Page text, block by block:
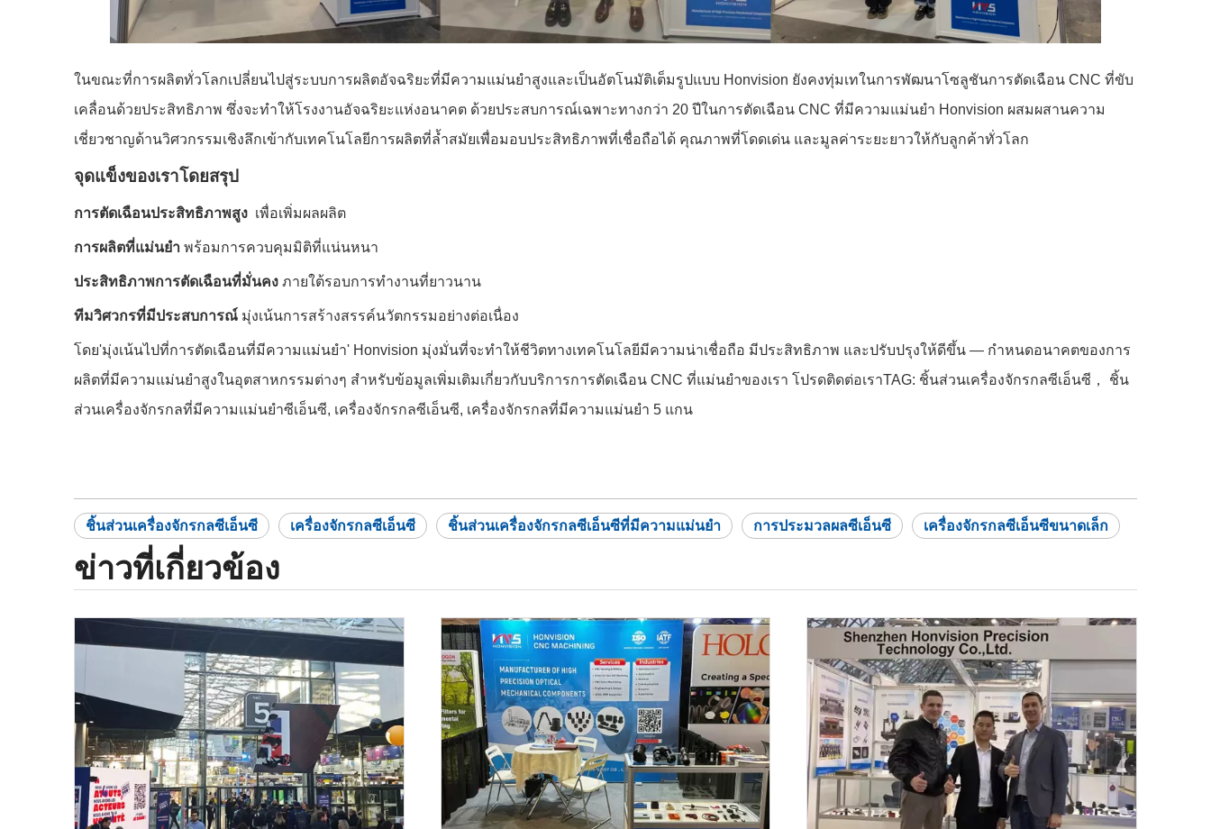
ในขณะที่การผลิตทั่วโลกเปลี่ยนไปสู่ระบบการผลิตอัจฉริยะที่มีความแม่นยำสูงและเป็นอัตโนมัติเต็มรูปแบบ Honvision ยังคงทุ่มเทในการพัฒนาโซลูชันการตัดเฉือน CNC ที่ขับ
เคลื่อนด้วยประสิทธิภาพ ซึ่งจะทำให้โรงงานอัจฉริยะแห่งอนาคต ด้วยประสบการณ์เฉพาะทางกว่า 20 ปีในการตัดเฉือน CNC ที่มีความแม่นยำ Honvision ผสมผสานความ
เชี่ยวชาญด้านวิศวกรรมเชิงลึกเข้ากับเทคโนโลยีการผลิตที่ล้ำสมัยเพื่อมอบประสิทธิภาพที่เชื่อถือได้ คุณภาพที่โดดเด่น และมูลค่าระยะยาวให้กับลูกค้าทั่วโลก
จุดแข็งของเราโดยสรุป
การตัดเฉือนประสิทธิภาพสูง เพื่อเพิ่มผลผลิต
การผลิตที่แม่นยำ พร้อมการควบคุมมิติที่แน่นหนา
ประสิทธิภาพการตัดเฉือนที่มั่นคง ภายใต้รอบการทำงานที่ยาวนาน
ทีมวิศวกรที่มีประสบการณ์ มุ่งเน้นการสร้างสรรค์นวัตกรรมอย่างต่อเนื่อง
โดย'มุ่งเน้นไปที่การตัดเฉือนที่มีความแม่นยำ' Honvision มุ่งมั่นที่จะทำให้ชีวิตทางเทคโนโลยีมีความน่าเชื่อถือ มีประสิทธิภาพ และปรับปรุงให้ดีขึ้น — กำหนดอนาคตของการ
ผลิตที่มีความแม่นยำสูงในอุตสาหกรรมต่างๆ สำหรับข้อมูลเพิ่มเติมเกี่ยวกับบริการการตัดเฉือน CNC ที่แม่นยำของเรา โปรดติดต่อเราTAG: ชิ้นส่วนเครื่องจักรกลซีเอ็นซี， ชิ้น
ส่วนเครื่องจักรกลที่มีความแม่นยำซีเอ็นซี, เครื่องจักรกลซีเอ็นซี, เครื่องจักรกลที่มีความแม่นยำ 5 แกน
ชิ้นส่วนเครื่องจักรกลซีเอ็นซี เครื่องจักรกลซีเอ็นซี ชิ้นส่วนเครื่องจักรกลซีเอ็นซีที่มีความแม่นยำ การประมวลผลซีเอ็นซี เครื่องจักรกลซีเอ็นซีขนาดเล็ก
ข่าวที่เกี่ยวข้อง